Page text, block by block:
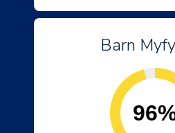
Barn